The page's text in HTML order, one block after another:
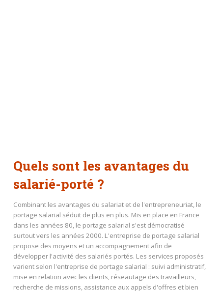
Quels sont les avantages du
salarié-porté ?
Combinant les avantages du salariat et de l'entrepreneuriat, le
portage salarial séduit de plus en plus. Mis en place en France
dans les années 80, le portage salarial s'est démocratisé
surtout vers les années 2000. L'entreprise de portage salarial
propose des moyens et un accompagnement afin de
développer l'activité des salariés portés. Les services proposés
varient selon l'entreprise de portage salarial : suivi administratif,
mise en relation avec les clients, réseautage des travailleurs,
recherche de missions, assistance aux appels d'offres et bien